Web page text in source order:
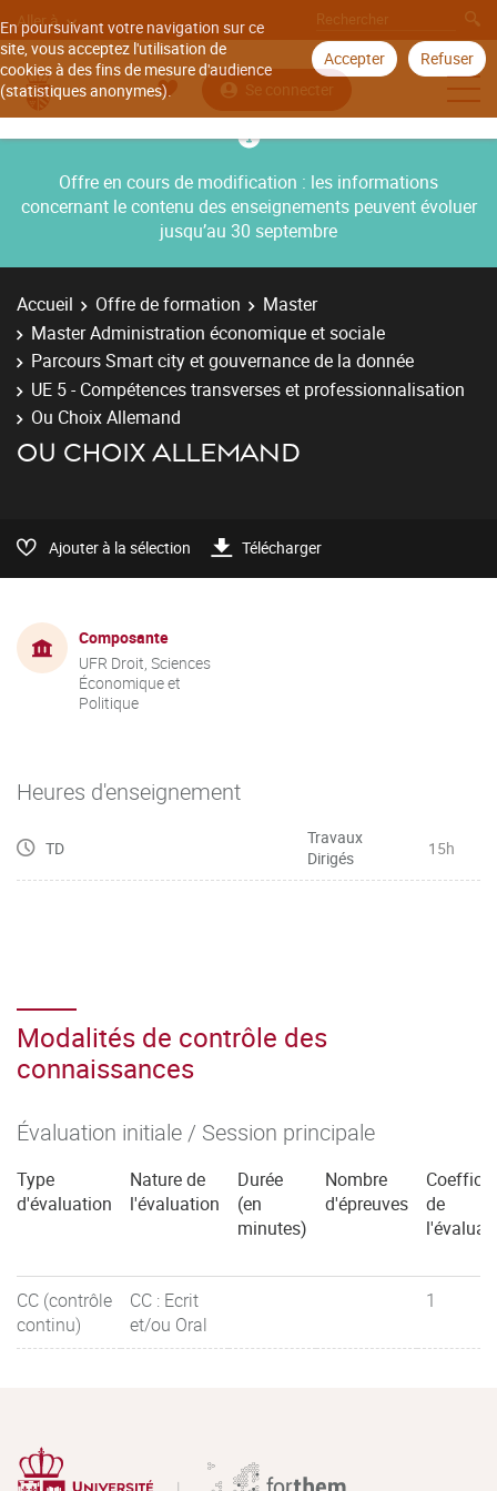
En poursuivant votre navigation sur ce
site, vous acceptez l'utilisation de
cookies à des fins de mesure d'audience
(statistiques anonymes).
Accepter Refuser
Aller à
Se connecter
Offre en cours de modification : les informations
concernant le contenu des enseignements peuvent évoluer
jusqu’au 30 septembre
Accueil Offre de formation
Master
Master Administration économique et sociale
Parcours Smart city et gouvernance de la donnée
UE 5 - Compétences transverses et professionnalisation
Ou Choix Allemand
OU CHOIX ALLEMAND
Ajouter à la sélection Télécharger
Composante
UFR Droit, Sciences
Économique et
Politique
Heures d'enseignement
TD
Travaux
Dirigés
15h
Modalités de contrôle des
connaissances
Évaluation initiale / Session principale
Type
d'évaluation
Nature de
l'évaluation
Durée
(en
minutes)
Nombre
d'épreuves
de
CC (contrôle
continu)
CC : Ecrit
et/ou Oral
1